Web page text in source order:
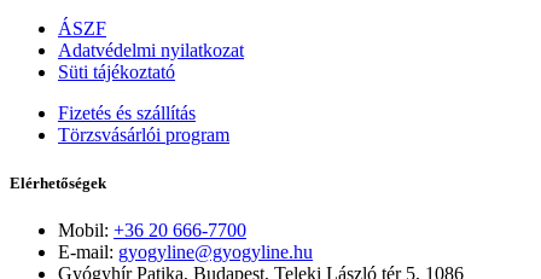
ÁSZF
Adatvédelmi nyilatkozat
Süti tájékoztató
Fizetés és szállítás
Törzsvásárlói program
Elérhetőségek
Mobil: +36 20 666-7700
E-mail: gyogyline@gyogyline.hu
Gyógyhír Patika, Budapest, Teleki László tér 5, 1086